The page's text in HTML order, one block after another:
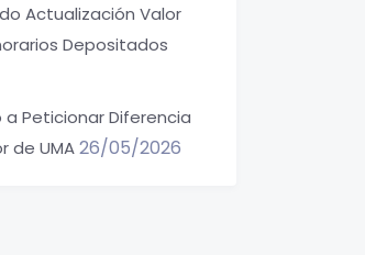
Actualización Valor
Depositados
a Peticionar Diferencia
de UMA26/05/2026